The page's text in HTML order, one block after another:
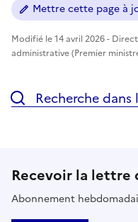
Mettre cette page à
Modifié le 14 avril 2026 -
administrative (Premier
Recherche dans
Recevoir la lettre
Abonnement